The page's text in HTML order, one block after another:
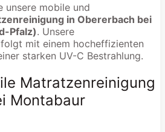
unsere mobile und
in Obererbach bei
Pfalz). Unsere
mit einem hocheffizienten
starken UV-C Bestrahlung.
Matratzenreinigung
Montabaur